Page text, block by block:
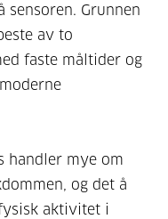
sensoren. Grunnen
av to
faste måltider og
handler mye om
og det å
aktivitet i